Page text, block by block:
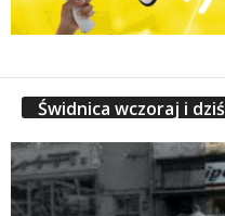
Świdnica wczoraj i dziś